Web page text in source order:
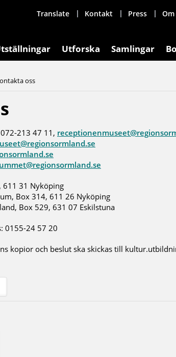
Translate Kontakt Press
Utforska Samlingar
oss
072-213 47 11,
611 31 Nyköping
Box 314, 611 26 Nyköping
Box 529, 631 07 Eskilstuna
0155-24 57 20
kopior och beslut ska skickas till